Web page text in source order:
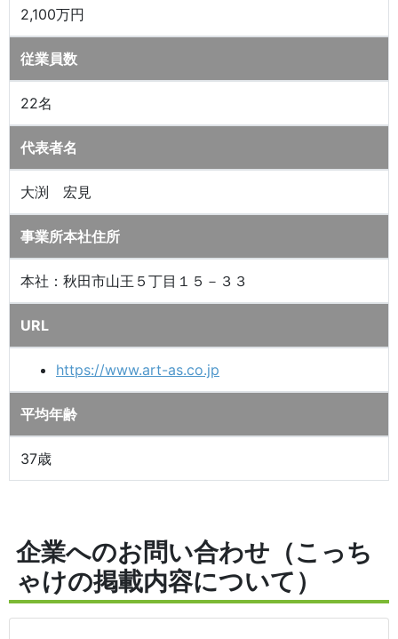
2,100万円
従業員数
22名
代表者名
大渕 宏見
事業所本社住所
本社：秋田市山王５丁目１５－３３
URL
https://www.art-as.co.jp
平均年齢
37歳
企業へのお問い合わせ（こっち
ゃけの掲載内容について）